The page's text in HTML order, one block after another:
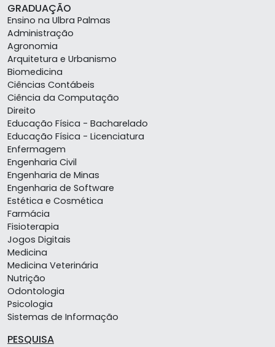
GRADUAÇÃO
Ensino na Ulbra Palmas
Administração
Agronomia
Arquitetura e Urbanismo
Biomedicina
Ciências Contábeis
Ciência da Computação
Direito
Educação Física - Bacharelado
Educação Física - Licenciatura
Enfermagem
Engenharia Civil
Engenharia de Minas
Engenharia de Software
Estética e Cosmética
Farmácia
Fisioterapia
Jogos Digitais
Medicina
Medicina Veterinária
Nutrição
Odontologia
Psicologia
Sistemas de Informação
PESQUISA